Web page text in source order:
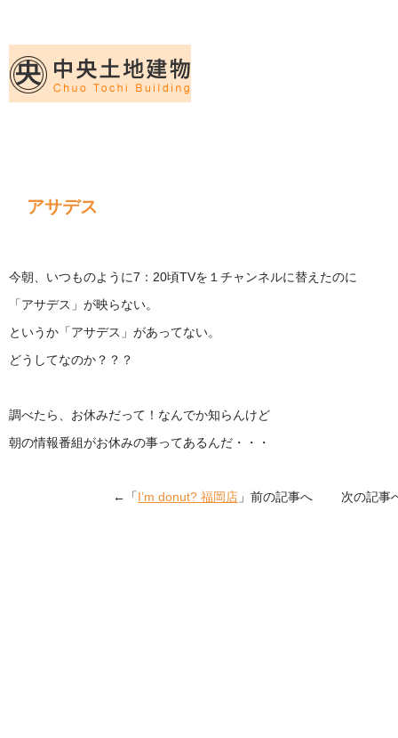
アサデス
今朝、いつものように7：20頃TVを１チャンネルに替えたのに
「アサデス」が映らない。
というか「アサデス」があってない。
どうしてなのか？？？
調べたら、お休みだって！なんでか知らんけど
朝の情報番組がお休みの事ってあるんだ・・・
←「I’m donut? 福岡店 」前の記事へ 次の記事